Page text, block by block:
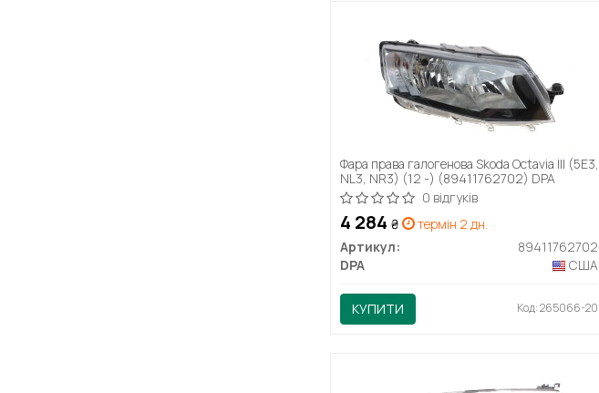
Фара права галогенова Skoda Octavia III (5E3,
NL3, NR3) (12 -) (89411762702) DPA
0 відгуків
4 284 ₴
термін 2 дн.
Артикул:
89411762702
DPA
США
КУПИТИ Код: 265066-20